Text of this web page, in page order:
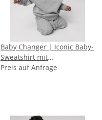
Baby Changer | Iconic Baby-
Sweatshirt mit
Rundhalsausschnitt
Preis auf Anfrage